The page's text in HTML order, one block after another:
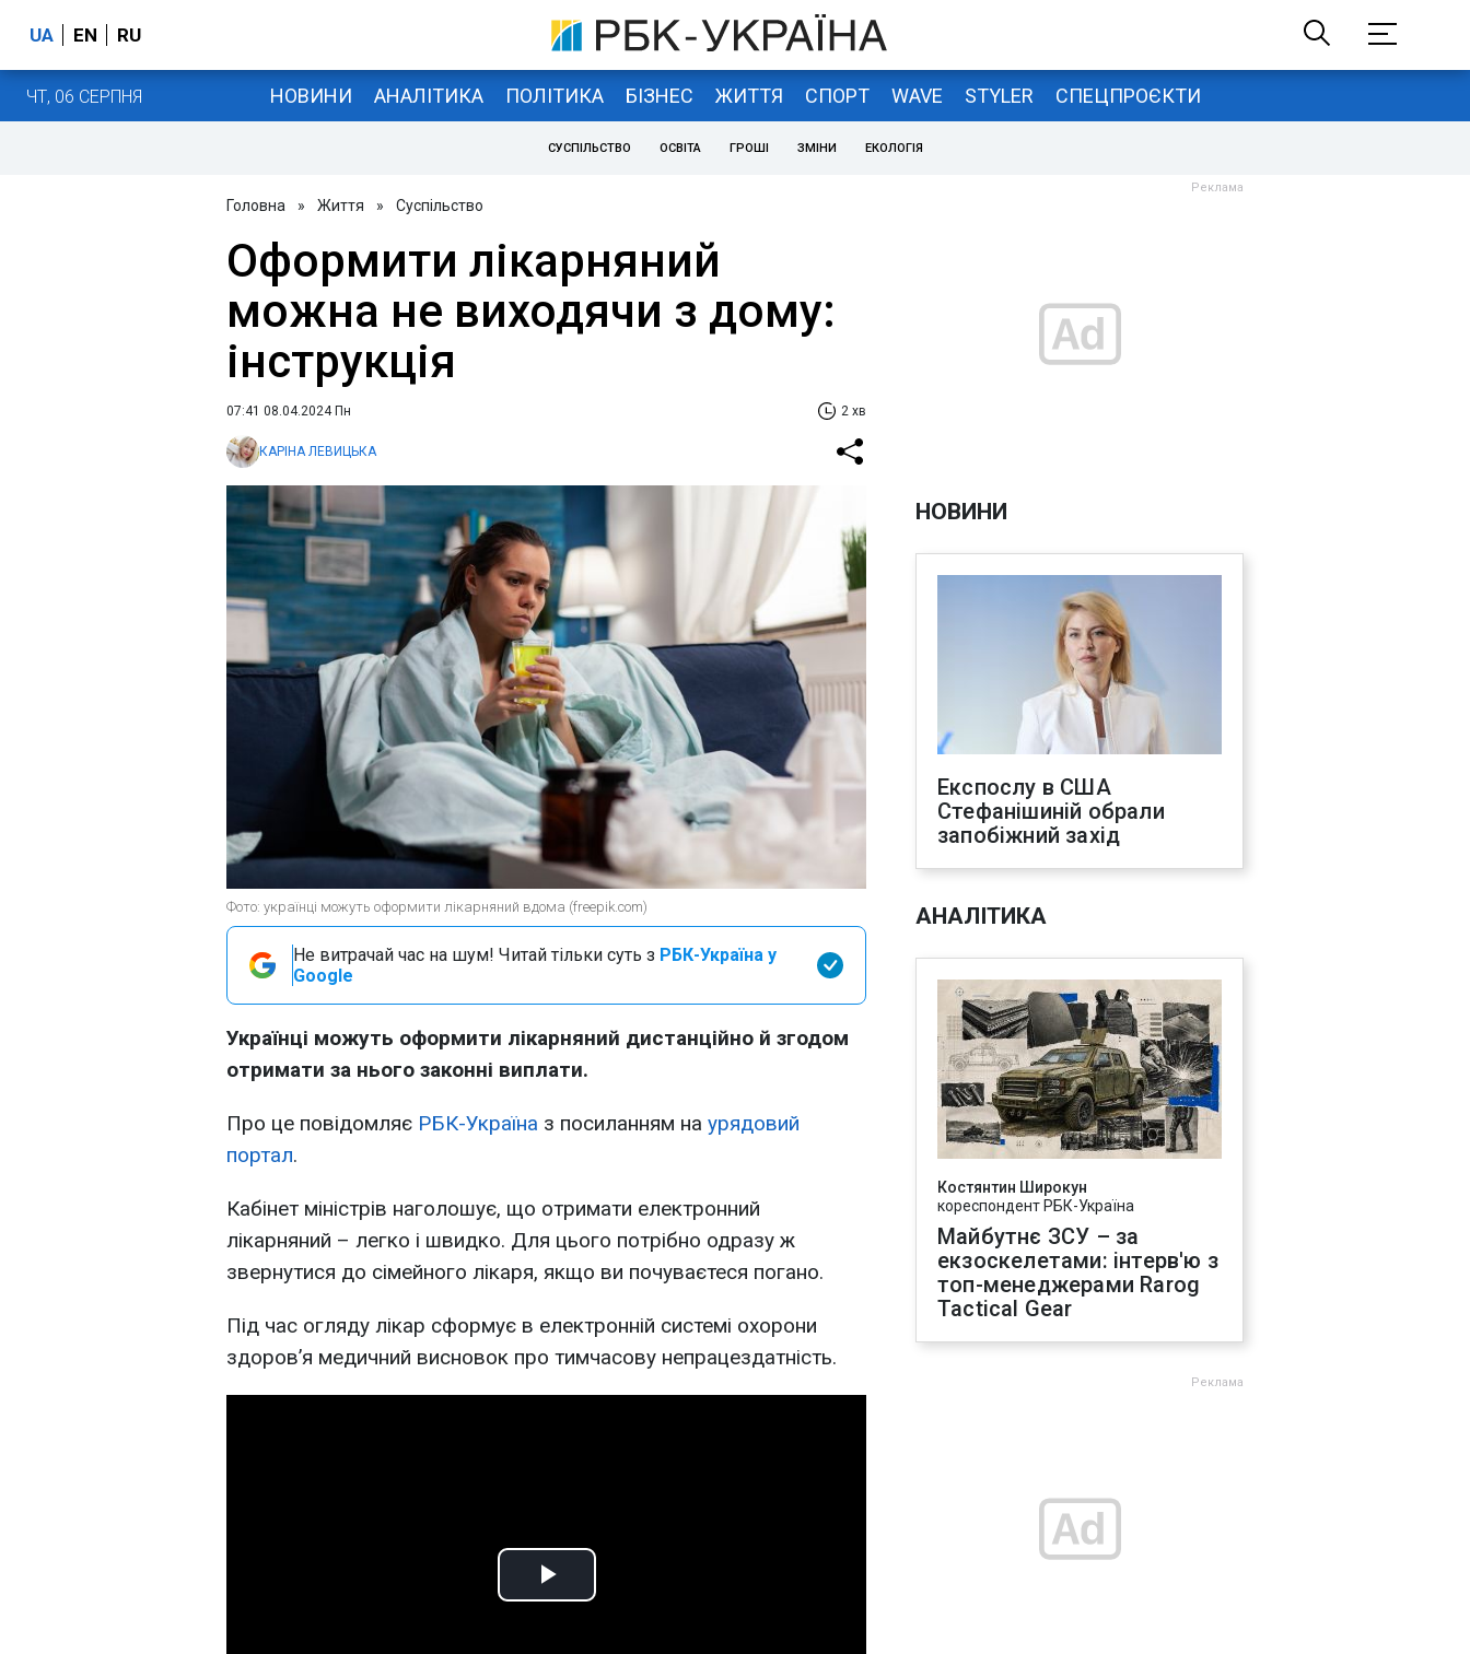
UA EN RU
ЧТ, 06 СЕРПНЯ НОВИНИ АНАЛІТИКА ПОЛІТИКА БІЗНЕС ЖИТТЯ СПОРТ WAVE STYLER СПЕЦПРОЄКТИ
СУСПІЛЬСТВО ОСВІТА ГРОШІ ЗМІНИ ЕКОЛОГІЯ
Головна » Життя » Суспільство
Оформити лікарняний
можна не виходячи з дому:
інструкція
07:41 08.04.2024 Пн 2 хв
КАРІНА ЛЕВИЦЬКА
Фото: українці можуть оформити лікарняний вдома (freepik.com)
Не витрачай час на шум! Читай тільки суть з РБК-Україна у
Google
Українці можуть оформити лікарняний дистанційно й згодом
отримати за нього законні виплати.
Про це повідомляє РБК-Україна з посиланням на урядовий
портал.
Кабінет міністрів наголошує, що отримати електронний
лікарняний – легко і швидко. Для цього потрібно одразу ж
звернутися до сімейного лікаря, якщо ви почуваєтеся погано.
Під час огляду лікар сформує в електронній системі охорони
здоровʼя медичний висновок про тимчасову непрацездатність.
Play
НОВИНИ
Експослу в США
Стефанішиній обрали
запобіжний захід
АНАЛІТИКА
Костянтин Широкун
кореспондент РБК-Україна
Майбутнє ЗСУ – за
екзоскелетами: інтерв'ю з
топ-менеджерами Rarog
Tactical Gear